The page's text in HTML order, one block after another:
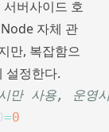
서버사이드 호
자체 관
만, 복잡함으
설정한다.
만 사용, 운영
=0